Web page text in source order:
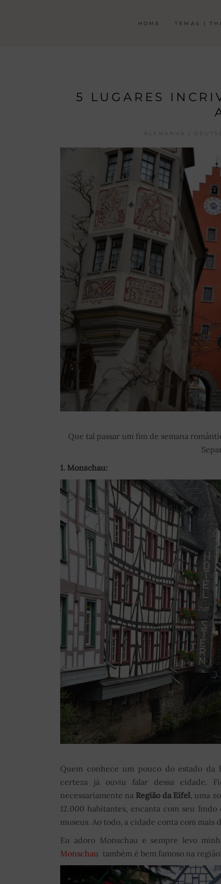
HOME TEMAS |
5 LUGARES
ALEMANHA |
Que tal passar um fim de semana
1. Monschau:
Quem conhece um pouco do estado da
certeza já ouviu falar dessa cidade.
necessariamente na Região da Eifel , uma
12.000 habitantes, encanta com seu
museus. Ao todo, a cidade conta com
Eu adoro Monschau e sempre levo
Monschau também é bem famoso na